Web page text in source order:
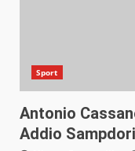
Sport
Antonio
Addio